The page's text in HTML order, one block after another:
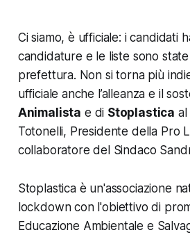
Ci siamo, è ufficiale: i candidati
candidature e le liste sono
prefettura. Non si torna più
ufficiale anche l’alleanza e il
Animalista e di Stoplastica al
Totonelli, Presidente della Pro
collaboratore del Sindaco
Stoplastica è un'associazione
lockdown con l'obiettivo di
Educazione Ambientale e